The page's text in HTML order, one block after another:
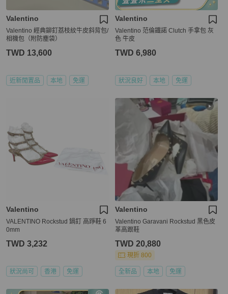
Valentino
​Valentino 經典鉚釘荔枝紋牛皮斜背包/
相機包（附防塵袋）
TWD 13,600
近新閒置品 本地 免運
Valentino
Valentino 范倫鐵諾 Clutch 手拿包 灰
色 牛皮
TWD 6,980
狀況良好 本地 免運
Valentino
VALENTINO Rockstud 鍋釘 高踭鞋 6
0mm
TWD 3,232
狀況尚可 香港 免運
Valentino
Valentino Garavani Rockstud 黑色皮
革高跟鞋
TWD 20,880
現折 800
全新品 本地 免運